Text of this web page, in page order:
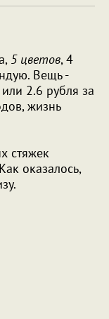
5 цветов, 4
Вещь -
2.6 рубля за
жизнь
стяжек
оказалось,